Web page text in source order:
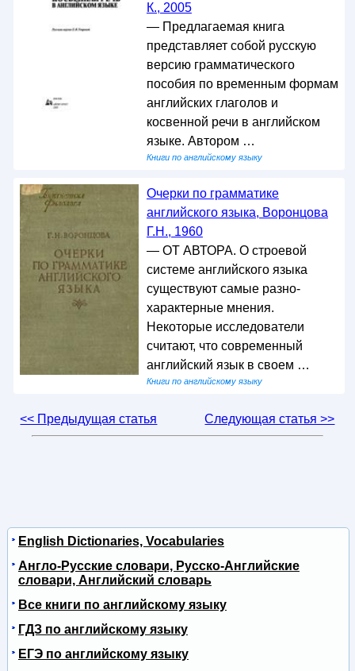
К., 2005
— Предлагаемая книга
представляет собой русскую
версию грамматического
пособия по временным формам
английских глаголов и
косвенной речи в английском
языке. Автором …
Книги по английскому языку
Очерки по грамматике
английского языка, Воронцова
Г.Н., 1960
— ОТ АВТОРА. О строевой
системе английского языка
существуют самые разно-
характерные мнения.
Некоторые исследователи
считают, что современный
английский язык в своем …
Книги по английскому языку
<< Предыдущая статья Следующая статья >>
English Dictionaries, Vocabularies
Англо-Русские словари, Русско-Английские
словари, Английский словарь
Все книги по английскому языку
ГДЗ по английскому языку
ЕГЭ по английскому языку